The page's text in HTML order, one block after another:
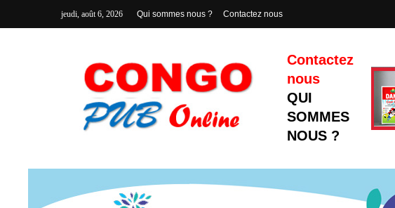
jeudi, août 6, 2026 Qui sommes nous ? Contactez nous
Contactez
nous
QUI
SOMMES
NOUS ?